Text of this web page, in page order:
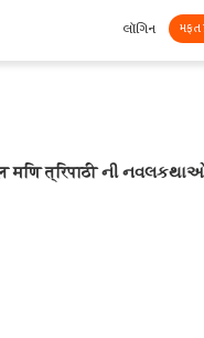
લૉગિન મફત
मणि त्रिपाठी ની